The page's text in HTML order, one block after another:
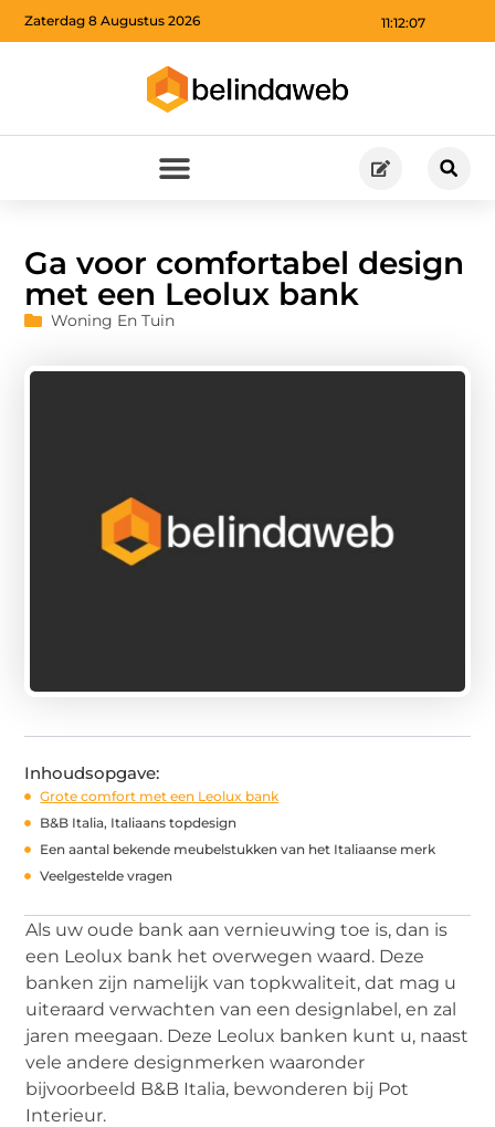
11:12:09
Zaterdag 8 Augustus 2026
Ga voor comfortabel design
met een Leolux bank
Woning En Tuin
Inhoudsopgave:
Grote comfort met een Leolux bank
B&B Italia, Italiaans topdesign
Een aantal bekende meubelstukken van het Italiaanse merk
Veelgestelde vragen
Als uw oude bank aan vernieuwing toe is, dan is
een Leolux bank het overwegen waard. Deze
banken zijn namelijk van topkwaliteit, dat mag u
uiteraard verwachten van een designlabel, en zal
jaren meegaan. Deze Leolux banken kunt u, naast
vele andere designmerken waaronder
bijvoorbeeld B&B Italia, bewonderen bij Pot
Interieur.